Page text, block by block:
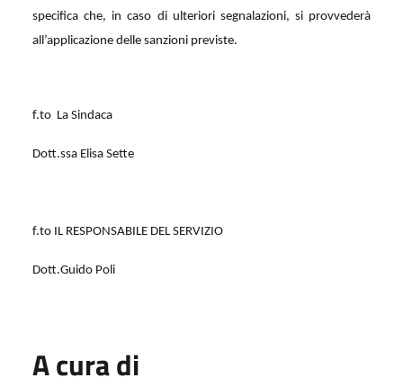
specifica che, in caso di ulteriori segnalazioni, si provvederà
all’applicazione delle sanzioni previste.
f.to La Sindaca
Dott.ssa Elisa Sette
f.to IL RESPONSABILE DEL SERVIZIO
Dott.Guido Poli
A cura di